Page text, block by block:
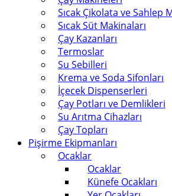
Sıcak Çikolata ve Sahlep
Sıcak Süt Makinaları
Çay Kazanları
Termoslar
Su Sebilleri
Krema ve Soda Sifonları
İçecek Dispenserleri
Çay Potları ve Demlikleri
Su Arıtma Cihazları
Çay Topları
Pişirme Ekipmanları
Ocaklar
Ocaklar
Künefe Ocakları